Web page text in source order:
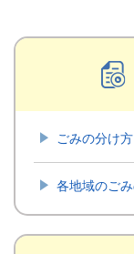
ごみの分け
各地域のご